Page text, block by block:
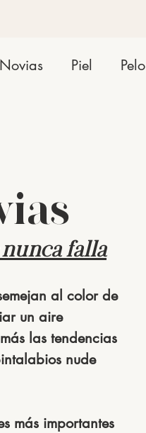
Novias Piel Pelo
falla
al color de
un aire
las tendencias
nude
más importantes